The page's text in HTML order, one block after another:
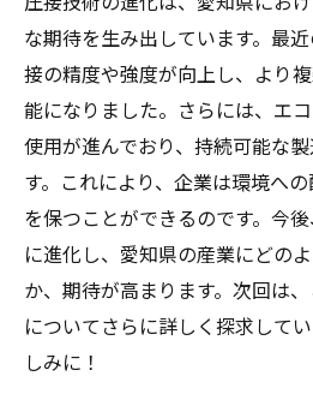
地域コミュニティと圧
圧接技術が推進する地
持続可能な地域経済の
術の役割
な期待を生み出しています。最
接の精度や強度が向上し、より
能になりました。さらには、エ
使用が進んでおり、持続可能な
す。これにより、企業は環境へ
を保つことができるのです。今
に進化し、愛知県の産業にどの
か、期待が高まります。次回は
についてさらに詳しく探求して
しみに！